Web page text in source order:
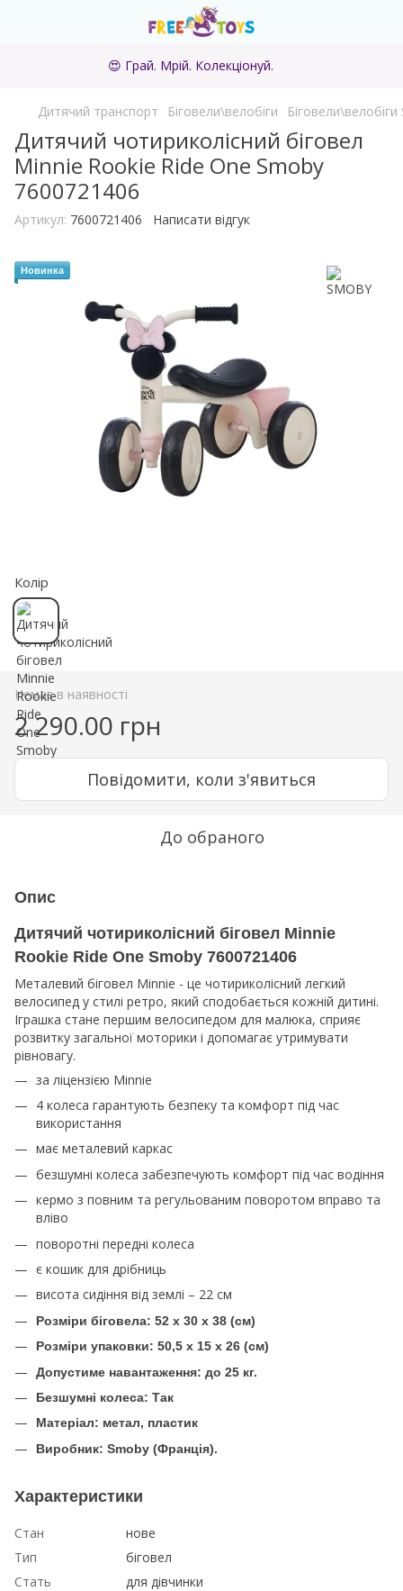
😍 Грай. Мрій. Колекціонуй.
Дитячий транспорт Біговели\велобіги Біговели\велобіги
Дитячий чотириколісний біговел
Minnie Rookie Ride One Smoby
7600721406
Артикул: 7600721406 Написати відгук
Новинка
Колір
Немає в наявності
2 290.00 грн
Повідомити, коли з'явиться
До обраного
Опис
Дитячий чотириколісний біговел Minnie
Rookie Ride One Smoby 7600721406
Металевий біговел Minnie - це чотириколісний легкий
велосипед у стилі ретро, ​​який сподобається кожній дитині.
Іграшка стане першим велосипедом для малюка, сприяє
розвитку загальної моторики і допомагає утримувати
рівновагу.
за ліцензією Minnie
4 колеса гарантують безпеку та комфорт під час
використання
має металевий каркас
безшумні колеса забезпечують комфорт під час водіння
кермо з повним та регульованим поворотом вправо та
вліво
поворотні передні колеса
є кошик для дрібниць
висота сидіння від землі – 22 см
Розміри біговела: 52 х 30 х 38 (см)
Розміри упаковки: 50,5 х 15 х 26 (см)
Допустиме навантаження: до 25 кг.
Безшумні колеса: Так
Матеріал: метал, пластик
Виробник: Smoby (Франція).
Характеристики
Стан
нове
Тип
біговел
Стать
для дівчинки